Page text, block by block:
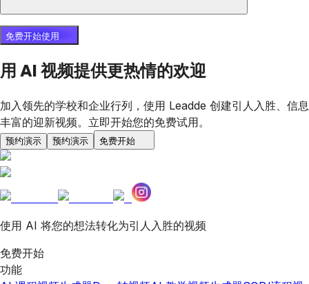
免费开始使用
用 AI 视频提供更热情的欢迎
加入领先的学校和企业行列，使用 Leadde 创建引人入胜、信息
丰富的迎新视频。立即开始您的免费试用。
预约演示 预约演示 免费开始
使用 AI 将您的想法转化为引人入胜的视频
免费开始
功能